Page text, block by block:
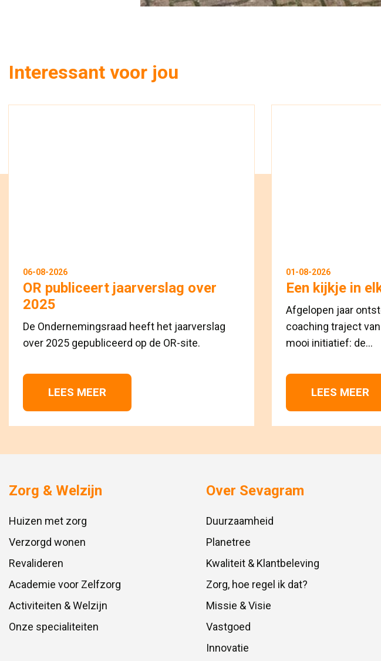
Interessant voor jou
06-08-2026
OR publiceert jaarverslag over
2025
De Ondernemingsraad heeft het jaarverslag
over 2025 gepubliceerd op de OR-site.
LEES MEER
01-08-2026
Een kijkje in
Afgelopen jaar
coaching traject
mooi initiatief: de...
LEES MEER
Zorg & Welzijn
Huizen met zorg
Verzorgd wonen
Revalideren
Academie voor Zelfzorg
Activiteiten & Welzijn
Onze specialiteiten
Over Sevagram
Duurzaamheid
Planetree
Kwaliteit & Klantbeleving
Zorg, hoe regel ik dat?
Missie & Visie
Vastgoed
Innovatie